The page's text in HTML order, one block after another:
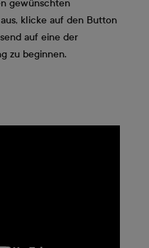
gewünschten
klicke auf den Button
auf eine der
zu beginnen.